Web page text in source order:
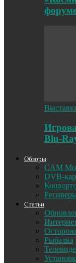
Blu-
Обзоры
CAM
DVB-
Статьи
Рыбалка